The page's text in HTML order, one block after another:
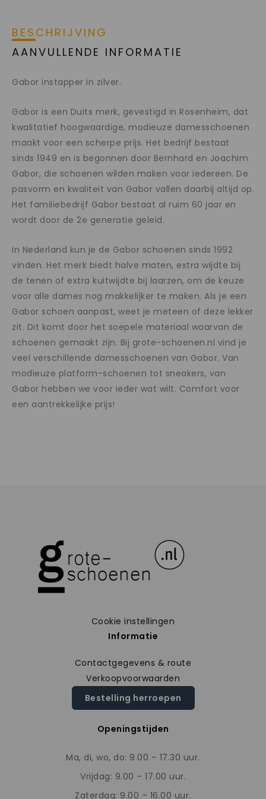
BESCHRIJVING
AANVULLENDE INFORMATIE
Gabor instapper in zilver.
Gabor is een Duits merk, gevestigd in Rosenheim, dat
kwalitatief hoogwaardige, modieuze damesschoenen
maakt voor een scherpe prijs. Het bedrijf bestaat
sinds 1949 en is begonnen door Bernhard en Joachim
Gabor, die schoenen wilden maken voor iedereen. De
pasvorm en kwaliteit van Gabor vallen daarbij altijd op.
Het familiebedrijf Gabor bestaat al ruim 60 jaar en
wordt door de 2e generatie geleid.
In Nederland kun je de Gabor schoenen sinds 1992
vinden. Het merk biedt halve maten, extra wijdte bij
de tenen of extra kuitwijdte bij laarzen, om de keuze
voor alle dames nog makkelijker te maken. Als je een
Gabor schoen aanpast, weet je meteen of deze lekker
zit. Dit komt door het soepele materiaal waarvan de
schoenen gemaakt zijn. Bij grote-schoenen.nl vind je
veel verschillende damesschoenen van Gabor. Van
modieuze platform-schoenen tot sneakers, van
Gabor hebben we voor ieder wat wilt. Comfort voor
een aantrekkelijke prijs!
Cookie instellingen
Informatie
Contactgegevens & route
Verkoopvoorwaarden
Bestelling herroepen
Openingstijden
Ma, di, wo, do: 9.00 – 17.30 uur.
Vrijdag: 9.00 – 17.00 uur.
Zaterdag: 9.00 – 16.00 uur.